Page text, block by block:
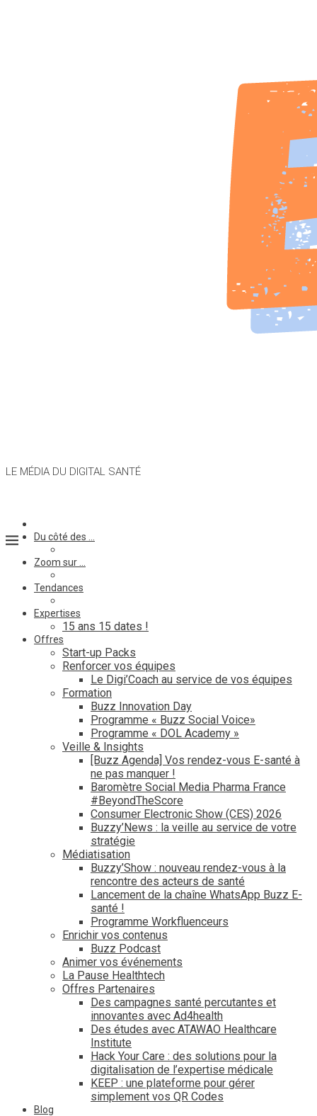
LE MÉDIA DU DIGITAL SANTÉ
Du côté des …
Zoom sur …
Tendances
Expertises
15 ans 15 dates !
Offres
Start-up Packs
Renforcer vos équipes
Le Digi’Coach au service de vos équipes
Formation
Buzz Innovation Day
Programme « Buzz Social Voice»
Programme « DOL Academy »
Veille & Insights
[Buzz Agenda] Vos rendez-vous E-santé à
ne pas manquer !
Baromètre Social Media Pharma France
#BeyondTheScore
Consumer Electronic Show (CES) 2026
Buzzy’News : la veille au service de votre
stratégie
Médiatisation
Buzzy’Show : nouveau rendez-vous à la
rencontre des acteurs de santé
Lancement de la chaîne WhatsApp Buzz E-
santé !
Programme Workfluenceurs
Enrichir vos contenus
Buzz Podcast
Animer vos événements
La Pause Healthtech
Offres Partenaires
Des campagnes santé percutantes et
innovantes avec Ad4health
Des études avec ATAWAO Healthcare
Institute
Hack Your Care : des solutions pour la
digitalisation de l’expertise médicale
KEEP : une plateforme pour gérer
simplement vos QR Codes
Blog